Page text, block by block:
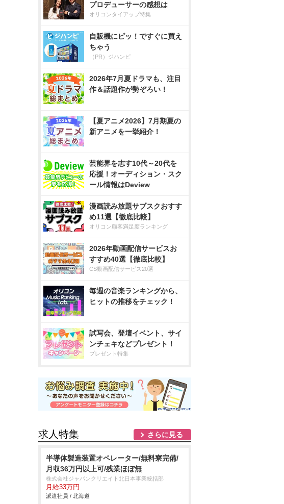
プロデューサーの感想は
オリコンタイアップ特集
自販機にピッ！ですぐに買え
ちゃう
（PR）ジハンピ
2026年7月夏ドラマも、注目
作＆話題作が勢ぞろい！
【夏アニメ2026】7月期夏の
新アニメを一挙紹介！
芸能界を志す10代～20代を
応援！オーディション・スク
ール情報はDeview
漫画読み放題サブスクおすす
め11選【徹底比較】
オリコン顧客満足度ランキング
2026年動画配信サービスお
すすめ40選【徹底比較】
CS動画配信サービス20選
毎週の音楽ランキングから、
ヒットの推移をチェック！
試写会、登壇イベント、サイ
ンチェキなどプレゼント！
プレゼント特集
求人特集 さらに見る
半導体製造装置オペレーター/無料寮完備/
月収36万円以上可/残業ほぼ無
株式会社ジャパンクリエイト北日本事業統括部
月給33万円
派遣社員 / 北海道